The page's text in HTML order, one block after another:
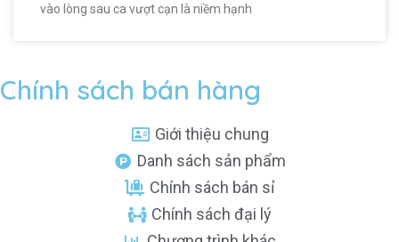
vào lòng sau ca vượt cạn là niềm hạnh
Chính sách bán hàng
Giới thiệu chung
Danh sách sản phẩm
Chính sách bán sỉ
Chính sách đại lý